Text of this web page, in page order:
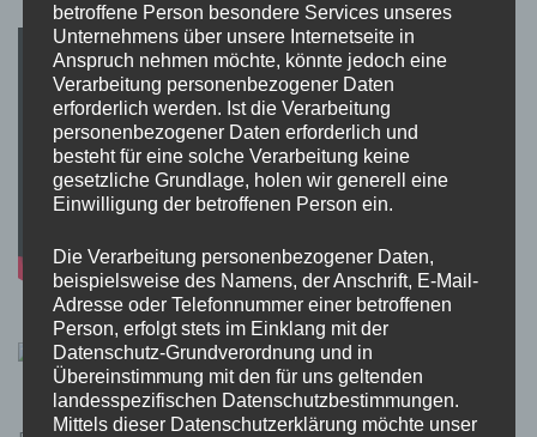
betroffene Person besondere Services unseres
Unternehmens über unsere Internetseite in
Anspruch nehmen möchte, könnte jedoch eine
Verarbeitung personenbezogener Daten
erforderlich werden. Ist die Verarbeitung
personenbezogener Daten erforderlich und
besteht für eine solche Verarbeitung keine
gesetzliche Grundlage, holen wir generell eine
Einwilligung der betroffenen Person ein.
Die Verarbeitung personenbezogener Daten,
beispielsweise des Namens, der Anschrift, E-Mail-
Adresse oder Telefonnummer einer betroffenen
Person, erfolgt stets im Einklang mit der
Datenschutz-Grundverordnung und in
Übereinstimmung mit den für uns geltenden
landesspezifischen Datenschutzbestimmungen.
Mittels dieser Datenschutzerklärung möchte unser